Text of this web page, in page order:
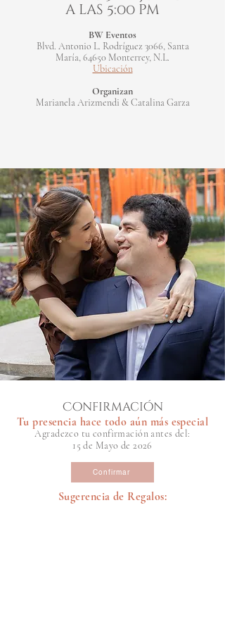
a las 5:00 pm
BW Eventos
Blvd. Antonio L. Rodríguez 3066, Santa
María, 64650 Monterrey, N.L.
Ubicación
Organizan
Marianela Arizmendi & Catalina Garza
Confirmación
Tu presencia hace todo aún más especial
Agradezco tu confirmación antes del:
15 de Mayo de 2026
Confirmar
Sugerencia de Regalos: